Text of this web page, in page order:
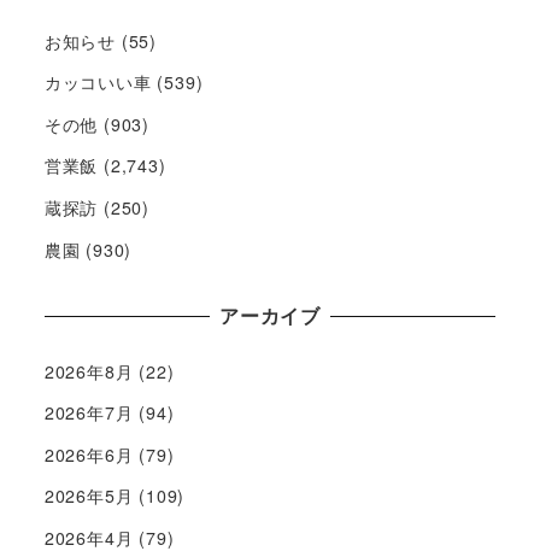
お知らせ (55)
カッコいい車 (539)
その他 (903)
営業飯 (2,743)
蔵探訪 (250)
農園 (930)
アーカイブ
2026年8月 (22)
2026年7月 (94)
2026年6月 (79)
2026年5月 (109)
2026年4月 (79)